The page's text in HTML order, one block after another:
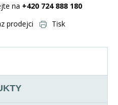
na +420 724 888 180
prodejci Tisk